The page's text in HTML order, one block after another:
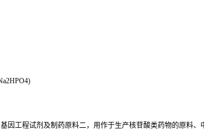
因工程试剂及制药原料二，用作于生产核苷酸类药物的原料